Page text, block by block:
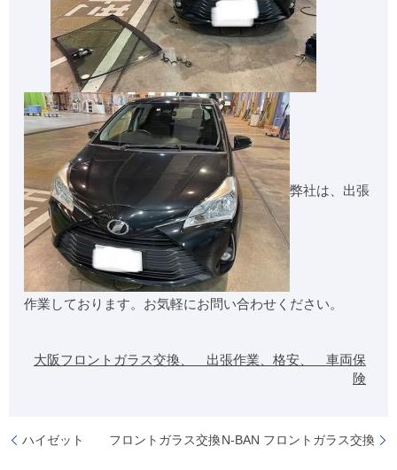
弊社は、出張
作業しております。お気軽にお問い合わせください。
大阪フロントガラス交換、 出張作業、格安、 車両保
険
ハイゼット フロントガラス交換N-BAN フロントガラス交換